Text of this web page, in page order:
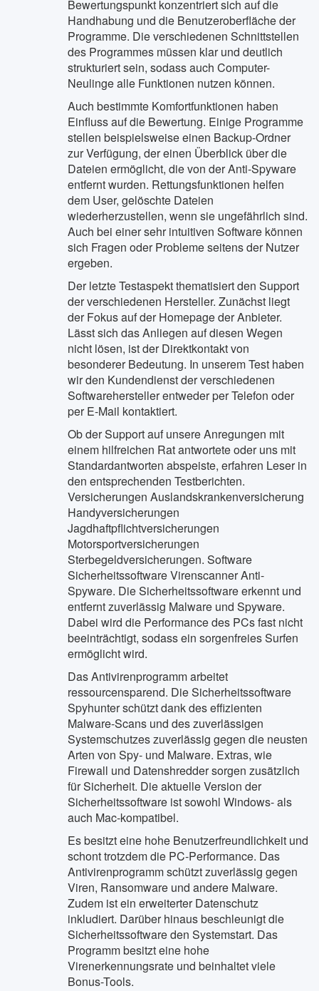
Bewertungspunkt konzentriert sich auf die
Handhabung und die Benutzeroberfläche der
Programme. Die verschiedenen Schnittstellen
des Programmes müssen klar und deutlich
strukturiert sein, sodass auch Computer-
Neulinge alle Funktionen nutzen können.
Auch bestimmte Komfortfunktionen haben
Einfluss auf die Bewertung. Einige Programme
stellen beispielsweise einen Backup-Ordner
zur Verfügung, der einen Überblick über die
Dateien ermöglicht, die von der Anti-Spyware
entfernt wurden. Rettungsfunktionen helfen
dem User, gelöschte Dateien
wiederherzustellen, wenn sie ungefährlich sind.
Auch bei einer sehr intuitiven Software können
sich Fragen oder Probleme seitens der Nutzer
ergeben.
Der letzte Testaspekt thematisiert den Support
der verschiedenen Hersteller. Zunächst liegt
der Fokus auf der Homepage der Anbieter.
Lässt sich das Anliegen auf diesen Wegen
nicht lösen, ist der Direktkontakt von
besonderer Bedeutung. In unserem Test haben
wir den Kundendienst der verschiedenen
Softwarehersteller entweder per Telefon oder
per E-Mail kontaktiert.
Ob der Support auf unsere Anregungen mit
einem hilfreichen Rat antwortete oder uns mit
Standardantworten abspeiste, erfahren Leser in
den entsprechenden Testberichten.
Versicherungen Auslandskrankenversicherung
Handyversicherungen
Jagdhaftpflichtversicherungen
Motorsportversicherungen
Sterbegeldversicherungen. Software
Sicherheitssoftware Virenscanner Anti-
Spyware. Die Sicherheitssoftware erkennt und
entfernt zuverlässig Malware und Spyware.
Dabei wird die Performance des PCs fast nicht
beeinträchtigt, sodass ein sorgenfreies Surfen
ermöglicht wird.
Das Antivirenprogramm arbeitet
ressourcensparend. Die Sicherheitssoftware
Spyhunter schützt dank des effizienten
Malware-Scans und des zuverlässigen
Systemschutzes zuverlässig gegen die neusten
Arten von Spy- und Malware. Extras, wie
Firewall und Datenshredder sorgen zusätzlich
für Sicherheit. Die aktuelle Version der
Sicherheitssoftware ist sowohl Windows- als
auch Mac-kompatibel.
Es besitzt eine hohe Benutzerfreundlichkeit und
schont trotzdem die PC-Performance. Das
Antivirenprogramm schützt zuverlässig gegen
Viren, Ransomware und andere Malware.
Zudem ist ein erweiterter Datenschutz
inkludiert. Darüber hinaus beschleunigt die
Sicherheitssoftware den Systemstart. Das
Programm besitzt eine hohe
Virenerkennungsrate und beinhaltet viele
Bonus-Tools.